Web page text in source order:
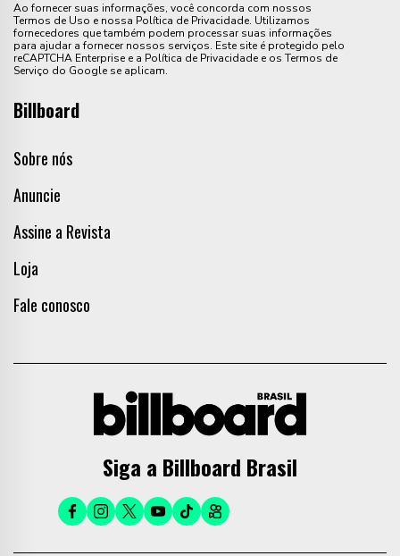
Ao fornecer suas informações, você concorda com nossos
Termos de Uso e nossa Política de Privacidade. Utilizamos
fornecedores que também podem processar suas informações
para ajudar a fornecer nossos serviços. Este site é protegido pelo
reCAPTCHA Enterprise e a Política de Privacidade e os Termos de
Serviço do Google se aplicam.
Billboard
Sobre nós
Anuncie
Assine a Revista
Loja
Fale conosco
Siga a Billboard Brasil